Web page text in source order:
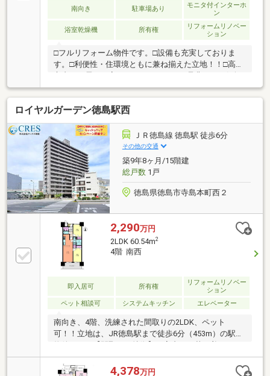
南向き 駐車場あり
モニタ付インターホ
ン
浴室乾燥機 所有権
リフォームリノベー
ション
□フルリフォーム物件です。□設備も充実しておりま
す。□利便性・住環境ともに兼ね揃えた立地！！□高松
市内でも需要の高いマンションです。是非ともお気軽
にお問い合わせください。
ロイヤルガーデン徳島駅西
ＪＲ徳島線 徳島駅 徒歩6分
その他の交通
築9年8ヶ月/15階建
総戸数1戸
徳島県徳島市寺島本町西２
2,290万円
2LDK 60.54m2
4階 南西
即入居可 所有権
リフォームリノベー
ション
ペット相談可
システムキッチン エレベーター
南向き、4階、洗練された間取りの2LDK、ペット
可！！立地は、JR徳島駅まで徒歩6分（453m）の駅近
る空間。・玄関には大型シューズクローク。・2部屋
ともに6.0帖以上（玄関側の洋室とバルコニー側の洋
4,378万円